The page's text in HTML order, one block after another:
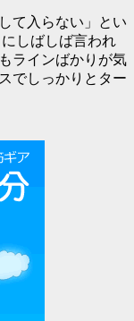
て入らない」とい
しばしば言われ
ラインばかりが気
でしっかりとター